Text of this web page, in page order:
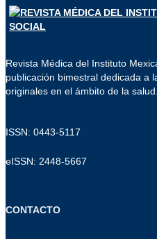
Revista Médica del Instituto
publicación bimestral dedicada a
originales en el ámbito de la salud.
ISSN: 0443-5117
eISSN: 2448-5667
CONTACTO